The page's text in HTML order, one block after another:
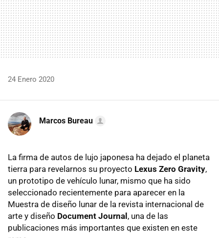
24 Enero 2020
Marcos Bureau
La firma de autos de lujo japonesa ha dejado el planeta
tierra para revelarnos su proyecto Lexus Zero Gravity,
un prototipo de vehículo lunar, mismo que ha sido
seleccionado recientemente para aparecer en la
Muestra de diseño lunar de la revista internacional de
arte y diseño Document Journal, una de las
publicaciones más importantes que existen en este